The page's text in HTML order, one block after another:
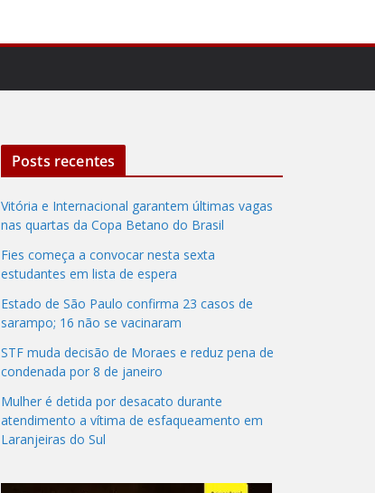
Posts recentes
Vitória e Internacional garantem últimas vagas
nas quartas da Copa Betano do Brasil
Fies começa a convocar nesta sexta
estudantes em lista de espera
Estado de São Paulo confirma 23 casos de
sarampo; 16 não se vacinaram
STF muda decisão de Moraes e reduz pena de
condenada por 8 de janeiro
Mulher é detida por desacato durante
atendimento a vítima de esfaqueamento em
Laranjeiras do Sul